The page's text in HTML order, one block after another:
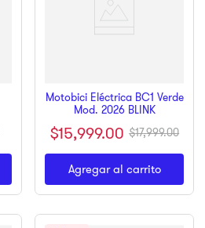
Motobici Eléctrica BC1 Verde
Mod. 2026 BLINK
$15,999.00 $17,999.00
Agregar al carrito